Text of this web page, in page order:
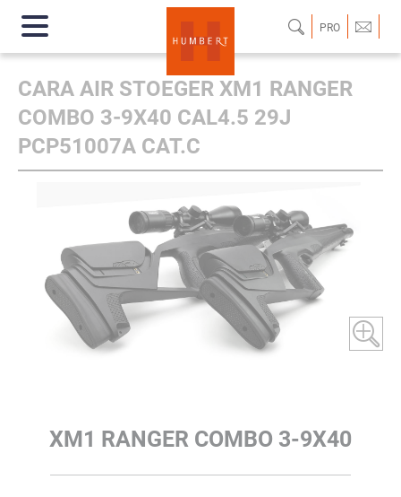
PRO
CARA AIR STOEGER XM1 RANGER
COMBO 3-9X40 CAL4.5 29J
PCP51007A CAT.C
XM1 RANGER COMBO 3-9X40